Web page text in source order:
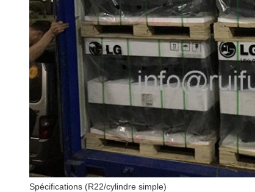
Spécifications (R22/cylindre simple)